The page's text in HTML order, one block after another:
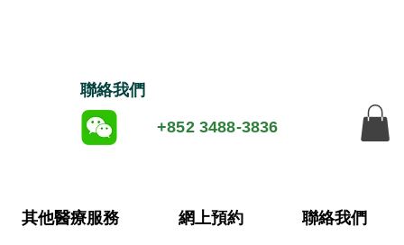
+852 3488-3836
​聯絡我們
其他醫療服務 網上預約 聯絡我們